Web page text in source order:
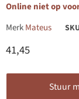
Online niet op
MerkMateus
Huidige prijs
41,45
Stuur